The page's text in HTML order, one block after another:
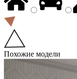
Похожие модели